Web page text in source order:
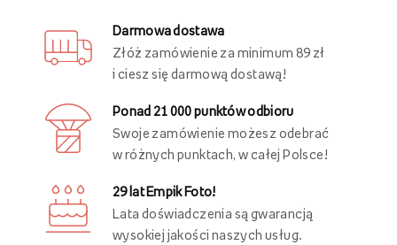
Darmowa dostawa
Złóż zamówienie za minimum 89 zł
Ponad 21 000 punktów odbioru
Swoje zamówienie możesz odebrać
29 lat Empik Foto!
Lata doświadczenia są gwarancją